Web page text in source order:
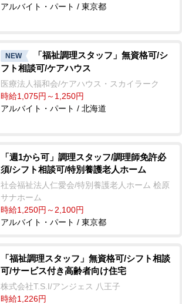
アルバイト・パート / 東京都
NEW
「福祉調理スタッフ」無資格可/シ
フト相談可/ケアハウス
医療法人福和会/ケアハウス・スカイラーク
時給1,075円～1,250円
アルバイト・パート / 北海道
「週1から可」調理スタッフ/調理師免許必
須/シフト相談可/特別養護老人ホーム
社会福祉法人仁愛会/特別養護老人ホーム 桧原
サナホーム
時給1,250円～2,100円
アルバイト・パート / 東京都
「福祉調理スタッフ」無資格可/シフト相談
可/サービス付き高齢者向け住宅
株式会社T.S.I/アンジェス 八王子
時給1,226円